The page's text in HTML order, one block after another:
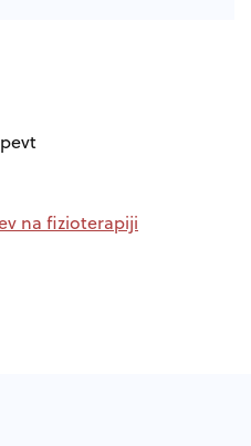
na fizioterapiji